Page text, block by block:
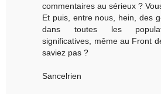
commentaires au sérieux ?
Et puis, entre nous, hein, des
dans toutes les
significatives, même au Front
saviez pas ?
Sancelrien